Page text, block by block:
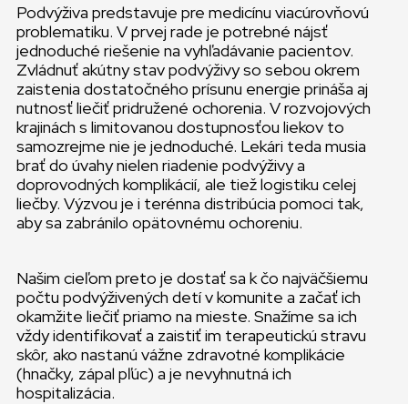
Podvýživa predstavuje pre medicínu viacúrovňovú
problematiku. V prvej rade je potrebné nájsť
jednoduché riešenie na vyhľadávanie pacientov.
Zvládnuť akútny stav podvýživy so sebou okrem
zaistenia dostatočného prísunu energie prináša aj
nutnosť liečiť pridružené ochorenia. V rozvojových
krajinách s limitovanou dostupnosťou liekov to
samozrejme nie je jednoduché. Lekári teda musia
brať do úvahy nielen riadenie podvýživy a
doprovodných komplikácií, ale tiež logistiku celej
liečby. Výzvou je i terénna distribúcia pomoci tak,
aby sa zabránilo opätovnému ochoreniu.
Našim cieľom preto je dostať sa k čo najväčšiemu
počtu podvýživených detí v komunite a začať ich
okamžite liečiť priamo na mieste. Snažíme sa ich
vždy identifikovať a zaistiť im terapeutickú stravu
skôr, ako nastanú vážne zdravotné komplikácie
(hnačky, zápal pľúc) a je nevyhnutná ich
hospitalizácia.